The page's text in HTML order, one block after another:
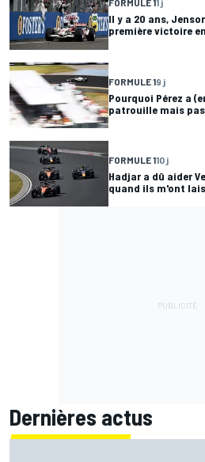
FORMULE 11 j
Il y a 20 ans,
première victoire en
FORMULE 19 j
Pourquoi Pérez a
patrouille mais
FORMULE 110 j
Hadjar a dû aider
quand ils m'ont
Dernières actus